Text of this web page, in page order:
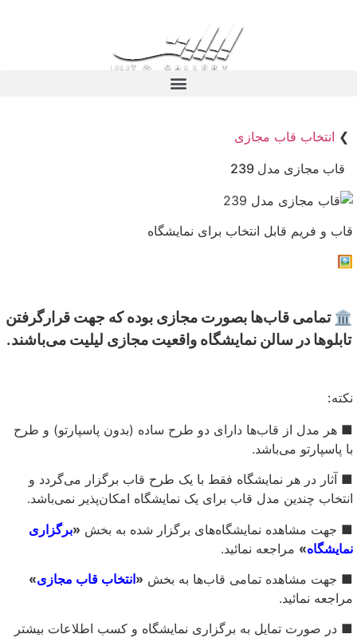
❯ انتخاب قاب مجازی
قاب مجازی مدل 239
قاب و فریم قابل انتخاب برای نمایشگاه
🖼️
🏛 تمامی قاب‌ها بصورت مجازی بوده که جهت قرارگرفتن
تابلوها در سالن نمایشگاه واقعیت مجازی لیلیت می‌باشند.
نکته:
■ هر مدل از قاب‌ها دارای دو طرح ساده (بدون پاسپارتو) و طرح
با پاسپارتو می‌باشد.
■ آثار در هر نمایشگاه فقط با یک طرح قاب برگزار می‌گردد و
انتخاب چندین مدل قاب برای یک نمایشگاه امکان‌پذیر نمی‌باشد.
■ جهت مشاهده نمایشگاه‌های برگزار شده به بخش «برگزاری
نمایشگاه» مراجعه نمائید.
■ جهت مشاهده تمامی قاب‌ها به بخش «انتخاب قاب مجازی»
مراجعه نمائید.
■ در صورت تمایل به برگزاری نمایشگاه و کسب اطلاعات بیشتر